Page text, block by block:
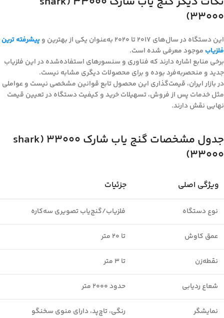
33000)
این دستگاه در سال‌های ۲۰۱۷ تا ۲۰۲۰ به‌عنوان یکی از بهترین و
پیشرفته ترین
فلزیابموجود معرفی شده است.
برخی منابع اشاره دارند که فناوری و سنسورهای استفاده‌شده در این فلزیاب
جدید و منحصربه‌فرد بوده و برای محصولات دیگری مشابه نیست.
در بازار ایران، قیمت‌گذاری این محصول تابع قوانین مشخصی نیست و عواملی
مثل خدمات پس از فروش، تسهیلات خرید و کیفیت دستگاه در تعیین قیمت
نهایی نقش دارند.
جدول مشخصات گنج یاب شارک ۳۳۰۰۰ (shark
33000)
ویژگی اصلی جزئیات
نوع دستگاه فلزیاب/گنج‌یاب تصویری سه‌کاره
عمق کاوش تا ۲۰ متر
نقطه‌زن تا ۳ متر
شعاع ردیابی حدود ۲۰۰۰ متر
نمایشگر رنگی، تاچ‌پد، دارای منوی سخنگو